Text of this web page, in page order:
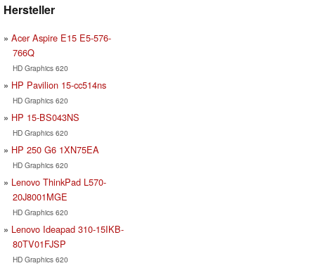
Hersteller
Acer Aspire E15 E5-576-
766Q
HD Graphics 620
HP Pavilion 15-cc514ns
HD Graphics 620
HP 15-BS043NS
HD Graphics 620
HP 250 G6 1XN75EA
HD Graphics 620
Lenovo ThinkPad L570-
20J8001MGE
HD Graphics 620
Lenovo Ideapad 310-15IKB-
80TV01FJSP
HD Graphics 620